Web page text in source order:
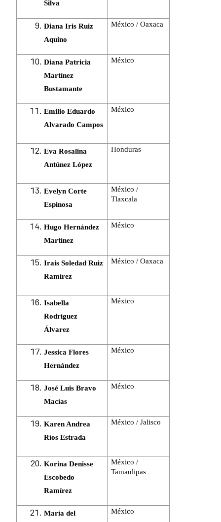
Silva
Diana Iris Ruiz
Aquino
México / Oaxaca
Diana Patricia
Martínez
Bustamante
México
Emilio Eduardo
Alvarado Campos
México
Eva Rosalina
Antúnez López
Honduras
Evelyn Corte
Espinosa
México /
Tlaxcala
Hugo Hernández
Martínez
México
Irais Soledad Ruiz
Ramírez
México / Oaxaca
Isabella
Rodríguez
Álvarez
México
Jessica Flores
Hernández
México
José Luis Bravo
Macías
México
Karen Andrea
Ríos Estrada
México / Jalisco
Korina Denisse
Escobedo
Ramírez
México /
Tamaulipas
María del
México